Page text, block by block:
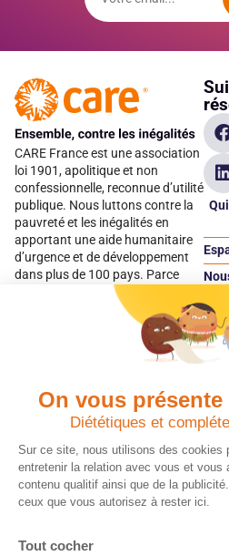
On vous
Diététiques et
Sur ce site, nous utilisons des cookies
entretenir la relation avec vous et vous
contenu qualitif ainsi que de la
ceux que vous autorisez à rester ici.
Tout cocher
CARE France est une association
loi 1901, apolitique et non
confessionnelle, reconnue d’utilité
publique. Nous luttons contre la
pauvreté et les inégalités en
apportant une aide humanitaire
d’urgence et de développement
dans plus de 100 pays. Parce
qu’elles sont les premières
victimes des inégalités, CARE met
les femmes et les filles au cœur
Quels avantages fiscaux ?
Chaque don effectué à une
association reconnue d’utilité
publique comme CARE, est
déductible jusqu’à 75 % de l’impôt
sur le revenu. Modalités de
déduction, déclaration des dons
ce qu’il faut savoir sur la
Vos
plus